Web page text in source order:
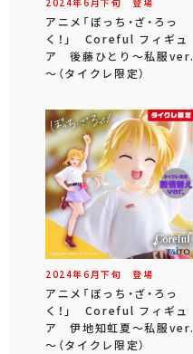
アニメ「ぼっち・ざ・ろっ
く！」 Coreful フィギュ
ア 後藤ひとり～私服ver.
～（タイクレ限定）
2024年6 月下旬 登場
アニメ「ぼっち・ざ・ろっ
く！」 Coreful フィギュ
ア 伊地知虹夏～私服ver.
～（タイクレ限定）